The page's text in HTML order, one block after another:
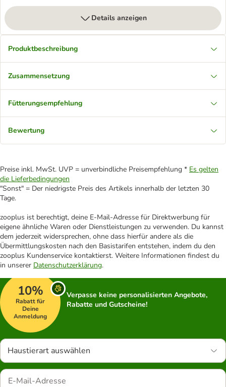
Details anzeigen
Produktbeschreibung
Zusammensetzung
Fütterungsempfehlung
Bewertung
Preise inkl. MwSt. UVP = unverbindliche Preisempfehlung * Es gelten
die Lieferbedingungen
"Sonst" = Der niedrigste Preis des Artikels innerhalb der letzten 30
Tage.
zooplus ist berechtigt, deine E-Mail-Adresse für Direktwerbung für
eigene ähnliche Waren oder Dienstleistungen zu verwenden. Du kannst
dem jederzeit widersprechen, ohne dass hierfür andere als die
Übermittlungskosten nach den Basistarifen entstehen, indem du den
zooplus Kundenservice kontaktierst. Weitere Informationen findest du
in unserer Datenschutzerklärung.
10%
Rabatt für
Deine
Anmeldung
Verpasse keine personalisierten Angebote,
Rabatte und Gutscheine!
Haustierart auswählen